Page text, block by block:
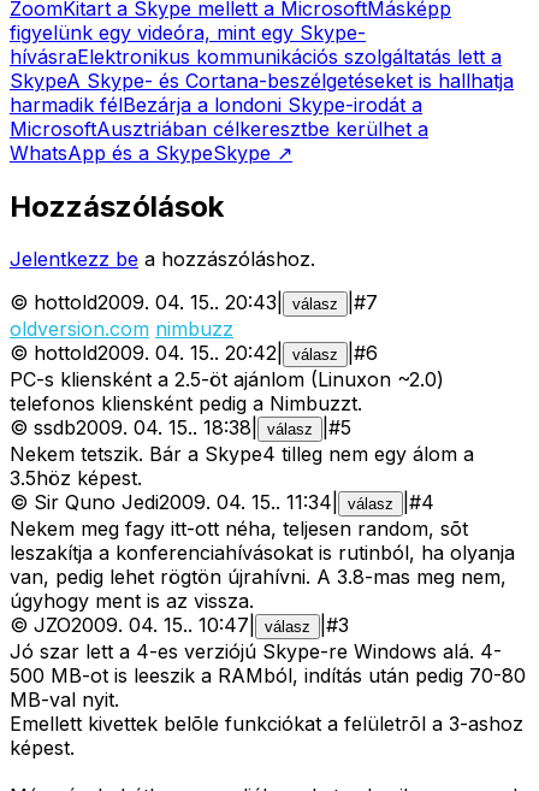
ZoomKitart a Skype mellett a MicrosoftMásképp
figyelünk egy videóra, mint egy Skype-
hívásraElektronikus kommunikációs szolgáltatás lett a
SkypeA Skype- és Cortana-beszélgetéseket is hallhatja
harmadik félBezárja a londoni Skype-irodát a
MicrosoftAusztriában célkeresztbe kerülhet a
WhatsApp és a SkypeSkype ↗
Hozzászólások
Jelentkezz be a hozzászóláshoz.
© hottold2009. 04. 15.. 20:43 válasz #7
oldversion.com nimbuzz
© hottold2009. 04. 15.. 20:42 válasz #6
PC-s kliensként a 2.5-öt ajánlom (Linuxon ~2.0)
telefonos kliensként pedig a Nimbuzzt.
© ssdb2009. 04. 15.. 18:38 válasz #5
Nekem tetszik. Bár a Skype4 tilleg nem egy álom a
3.5höz képest.
© Sir Quno Jedi2009. 04. 15.. 11:34 válasz #4
Nekem meg fagy itt-ott néha, teljesen random, sõt
leszakítja a konferenciahívásokat is rutinból, ha olyanja
van, pedig lehet rögtön újrahívni. A 3.8-mas meg nem,
úgyhogy ment is az vissza.
© JZO2009. 04. 15.. 10:47 válasz #3
Jó szar lett a 4-es verziójú Skype-re Windows alá. 4-
500 MB-ot is leeszik a RAMból, indítás után pedig 70-80
MB-val nyit.
Emellett kivettek belõle funkciókat a felületrõl a 3-ashoz
képest.